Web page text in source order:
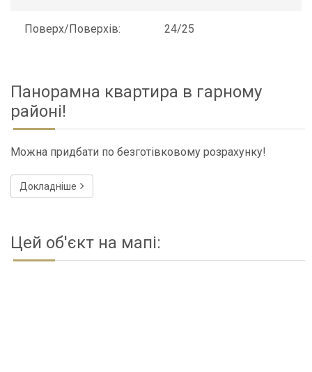
Поверх/Поверхів: 24/25
Панорамна квартира в гарному
районі!
Можна придбати по безготівковому розрахунку!
Докладніше
Цей об'єкт на мапі: